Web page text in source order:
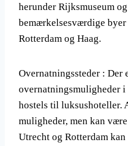
herunder Rijksmuseum
bemærkelsesværdige byer
Rotterdam og Haag.
Overnatningssteder : Der
overnatningsmuligheder
hostels til luksushoteller.
muligheder, men kan
Utrecht og Rotterdam